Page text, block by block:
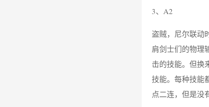
3、A2
盗贼，尼尔联动
肩剑士们的物理
击的技能。但换
技能。每种技能
点二连，但是没